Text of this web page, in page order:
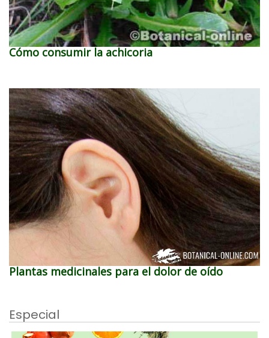
Cómo consumir la achicoria
Plantas medicinales para el dolor de oído
Especial